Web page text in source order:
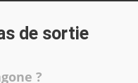
de sortie
?